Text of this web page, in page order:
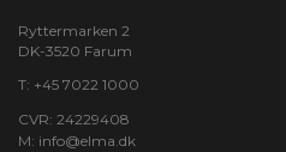
Ryttermarken 2
DK-3520 Farum
T: +45 7022 1000
CVR: 24229408
M: info@elma.dk